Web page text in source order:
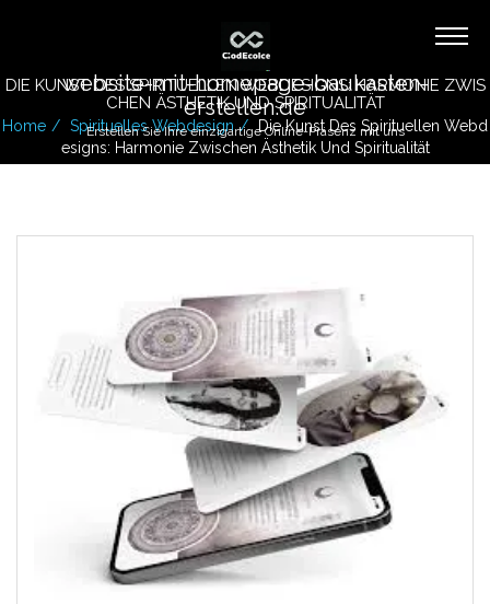
website-mit-homepage-baukasten-
erstellen.de
Erstellen Sie Ihre einzigartige Online-Präsenz mit uns
DIE KUNST DES SPIRITUELLEN WEBDESIGNS: HARMONIE ZWIS
CHEN ÄSTHETIK UND SPIRITUALITÄT
Home Spirituelles Webdesign
Die Kunst Des Spirituellen Webd
Esigns: Harmonie Zwischen Ästhetik Und Spiritualität